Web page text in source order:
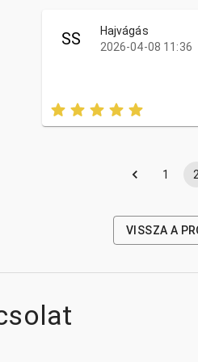
SS
Hajvágás
2026-04-08 11:36
1 2
VISSZA A